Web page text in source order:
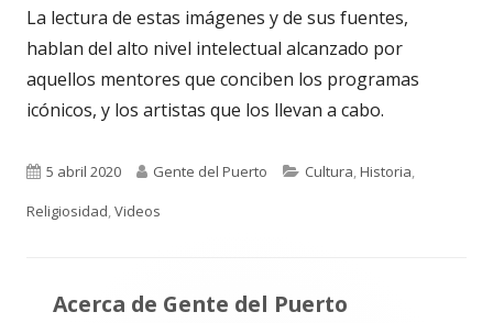
La lectura de estas imágenes y de sus fuentes,
hablan del alto nivel intelectual alcanzado por
aquellos mentores que conciben los programas
icónicos, y los artistas que los llevan a cabo.
Publicado
el
5 abril 2020 Autor
Gente del Puerto Categorías
Cultura,Historia,
Religiosidad,Videos
Acerca de Gente del Puerto